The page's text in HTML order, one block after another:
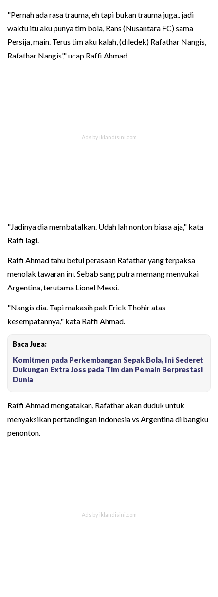
"Pernah ada rasa trauma, eh tapi bukan trauma juga.. jadi
waktu itu aku punya tim bola, Rans (Nusantara FC) sama
Persija, main. Terus tim aku kalah, (diledek) Rafathar Nangis,
Rafathar Nangis'," ucap Raffi Ahmad.
"Jadinya dia membatalkan. Udah lah nonton biasa aja," kata
Raffi lagi.
Raffi Ahmad tahu betul perasaan Rafathar yang terpaksa
menolak tawaran ini. Sebab sang putra memang menyukai
Argentina, terutama Lionel Messi.
"Nangis dia. Tapi makasih pak Erick Thohir atas
kesempatannya," kata Raffi Ahmad.
Baca Juga:
Komitmen pada Perkembangan Sepak Bola, Ini Sederet
Dukungan Extra Joss pada Tim dan Pemain Berprestasi
Dunia
Raffi Ahmad mengatakan, Rafathar akan duduk untuk
menyaksikan pertandingan Indonesia vs Argentina di bangku
penonton.